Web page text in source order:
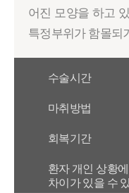
어진 모양을 하고
특정부위가 함몰되
수술시간
마취방법
회복기간
환자 개인 상황
차이가 있을 수